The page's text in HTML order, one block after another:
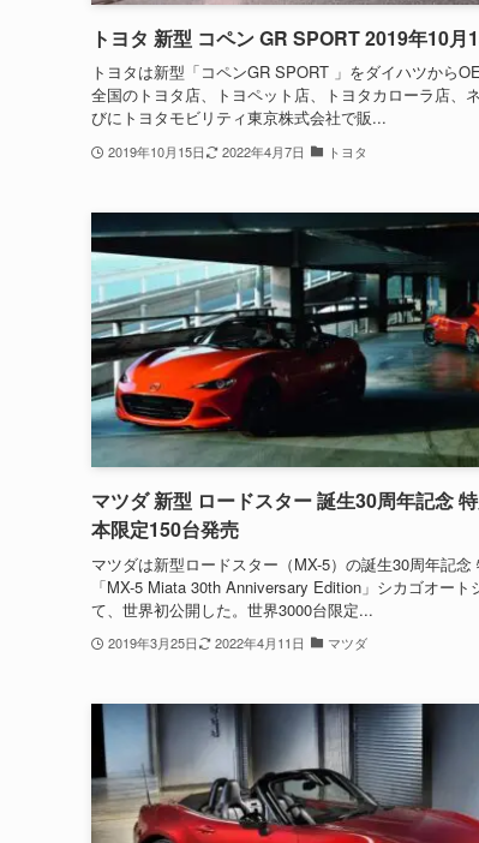
トヨタ 新型 コペン GR SPORT 2019年10月
トヨタは新型「コペンGR SPORT 」をダイハツから
全国のトヨタ店、トヨペット店、トヨタカローラ店、
びにトヨタモビリティ東京株式会社で販...
2019年10月15日 2022年4月7日 トヨタ
マツダ 新型 ロードスター 誕生30周年記念
本限定150台発売
マツダは新型ロードスター（MX-5）の誕生30周年記念
「MX-5 Miata 30th Anniversary Edition」シカゴオート
て、世界初公開した。世界3000台限定...
2019年3月25日 2022年4月11日 マツダ